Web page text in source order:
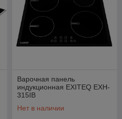
Варочная панель
индукционная EXITEQ EXH-
315IB
Нет в наличии